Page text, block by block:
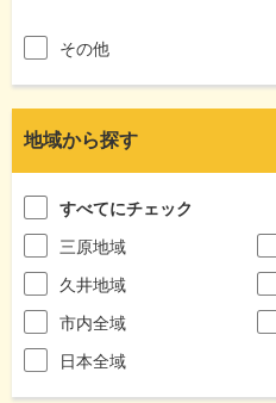
その他
地域から探す
すべてにチェック
三原地域
久井地域
市内全域
日本全域